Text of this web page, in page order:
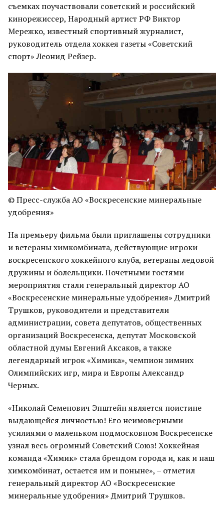
съемках поучаствовали советский и российский
кинорежиссер, Народный артист РФ Виктор
Мережко, известный спортивный журналист,
руководитель отдела хоккея газеты «Советский
спорт» Леонид Рейзер.
© Пресс-служба АО «Воскресенские минеральные
удобрения»
На премьеру фильма были приглашены сотрудники
и ветераны химкомбината, действующие игроки
воскресенского хоккейного клуба, ветераны ледовой
дружины и болельщики. Почетными гостями
мероприятия стали генеральный директор АО
«Воскресенские минеральные удобрения» Дмитрий
Трушков, руководители и представители
администрации, совета депутатов, общественных
организаций Воскресенска, депутат Московской
областной думы Евгений Аксаков, а также
легендарный игрок «Химика», чемпион зимних
Олимпийских игр, мира и Европы Александр
Черных.
«Николай Семенович Эпштейн является поистине
выдающейся личностью! Его неимоверными
усилиями о маленьком подмосковном Воскресенске
узнал весь огромный Советский Союз! Хоккейная
команда «Химик» стала брендом города и, как и наш
химкомбинат, остается им и поныне», – отметил
генеральный директор АО «Воскресенские
минеральные удобрения» Дмитрий Трушков.